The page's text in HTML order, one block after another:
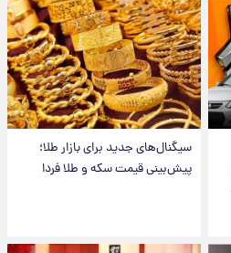
سیگنال‌های جدید برای بازار طلا؛
پیش‌بینی قیمت سکه و طلا فردا